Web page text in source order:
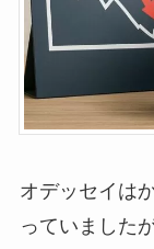
オデッセイは
っていました